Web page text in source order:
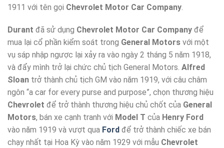
1911 với tên gọi Chevrolet Motor Car Company
Durant đã sử dụng Chevrolet Motor Car Company để
mua lại cổ phần kiểm soát trong General Motors với một
vụ sáp nhập ngược lại xảy ra vào ngày 2 tháng 5 năm 1918,
và đẩy mình trở lại chức chủ tịch General Motors. Alfred
Sloan trở thành chủ tịch GM vào năm 1919, với câu châm
ngôn “a car for every purse and purpose”, chọn thương hiệu
Chevrolet để trở thành thương hiệu chủ chốt của General
Motors, bán xe cạnh tranh với Model T của Henry Ford
vào năm 1919 và vượt qua Ford để trở thành chiếc xe bán
chạy nhất tại Hoa Kỳ vào năm 1929 với mẫu Chevrolet